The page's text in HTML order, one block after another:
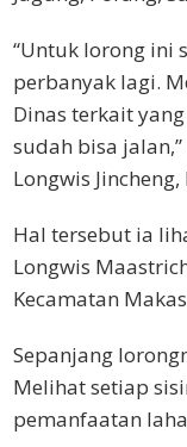
“Untuk lorong ini
perbanyak lagi.
Dinas terkait
sudah bisa
Longwis
Hal tersebut ia
Longwis
Kecamatan
Sepanjang
Melihat setiap
pemanfaatan